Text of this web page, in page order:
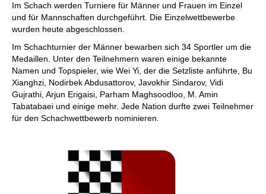
Im Schach werden Turniere für Männer und Frauen im Einzel
und für Mannschaften durchgeführt. Die Einzelwettbewerbe
wurden heute abgeschlossen.
Im Schachturnier der Männer bewarben sich 34 Sportler um die
Medaillen. Unter den Teilnehmern waren einige bekannte
Namen und Topspieler, wie Wei Yi, der die Setzliste anführte, Bu
Xianghzi, Nodirbek Abdusattorov, Javokhir Sindarov, Vidi
Gujrathi, Arjun Erigaisi, Parham Maghsoodloo, M. Amin
Tabatabaei und einige mehr. Jede Nation durfte zwei Teilnehmer
für den Schachwettbewerb nominieren.